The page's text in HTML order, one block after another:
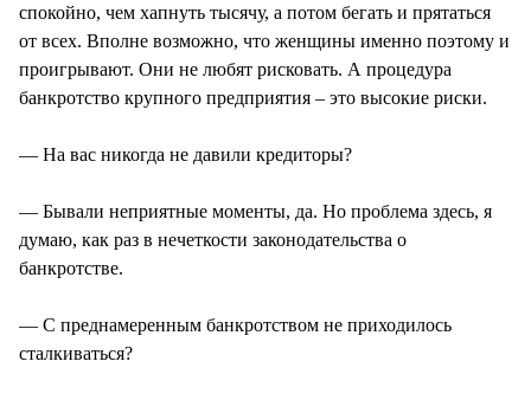
спокойно, чем хапнуть тысячу, а потом бегать и прятаться
от всех. Вполне возможно, что женщины именно поэтому и
проигрывают. Они не любят рисковать. А процедура
банкротство крупного предприятия – это высокие риски.
— На вас никогда не давили кредиторы?
— Бывали неприятные моменты, да. Но проблема здесь, я
думаю, как раз в нечеткости законодательства о
банкротстве.
— С преднамеренным банкротством не приходилось
сталкиваться?